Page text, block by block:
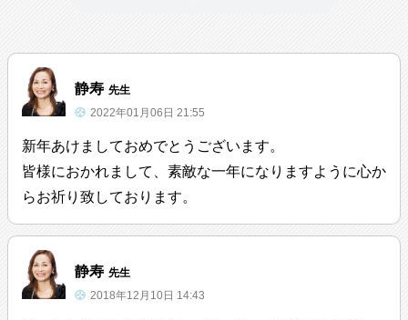
静寿 先生
2022年01月06日 21:55
新年あけましておめでとうございます。
皆様におかれまして、素敵な一年になりますように心か
らお祈り致しております。
静寿 先生
2018年12月10日 14:43